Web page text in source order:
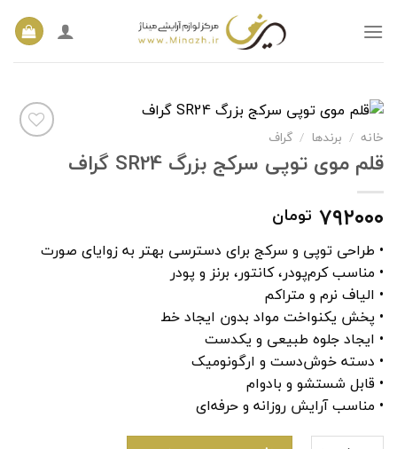
ها
خانه / برندها / گراف
قلم موی توپی سرکج بزرگ SR24 گراف
۷۹۲۰۰۰ تومان
• طراحی توپی و سرکج برای دسترسی بهتر به زوایای صورت
• مناسب کرم‌پودر، کانتور، برنز و پودر
• الیاف نرم و متراکم
• پخش یکنواخت مواد بدون ایجاد خط
• ایجاد جلوه طبیعی و یکدست
• دسته خوش‌دست و ارگونومیک
• قابل شستشو و بادوام
• مناسب آرایش روزانه و حرفه‌ای